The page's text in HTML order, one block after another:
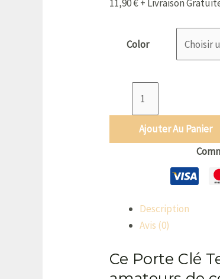
11,90€+ Livraison
Color
Ajouter Au Panier
Description
Avis (0)
Ce Porte Clé